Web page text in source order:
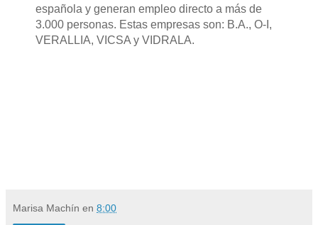
española y generan empleo directo a más de
3.000 personas. Estas empresas son: B.A., O-I,
VERALLIA, VICSA y VIDRALA.
Marisa Machín en 8:00